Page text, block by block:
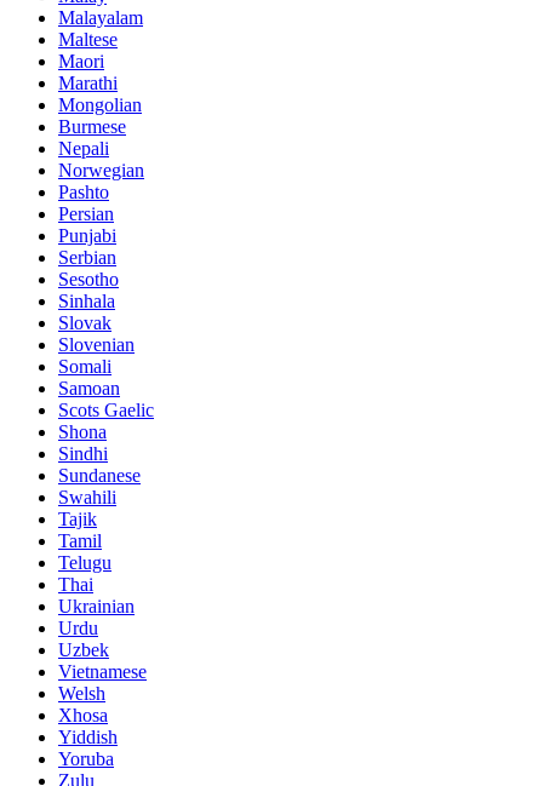
Malayalam
Maltese
Maori
Marathi
Mongolian
Burmese
Nepali
Norwegian
Pashto
Persian
Punjabi
Serbian
Sesotho
Sinhala
Slovak
Slovenian
Somali
Samoan
Scots Gaelic
Shona
Sindhi
Sundanese
Swahili
Tajik
Tamil
Telugu
Thai
Ukrainian
Urdu
Uzbek
Vietnamese
Welsh
Xhosa
Yiddish
Yoruba
Zulu